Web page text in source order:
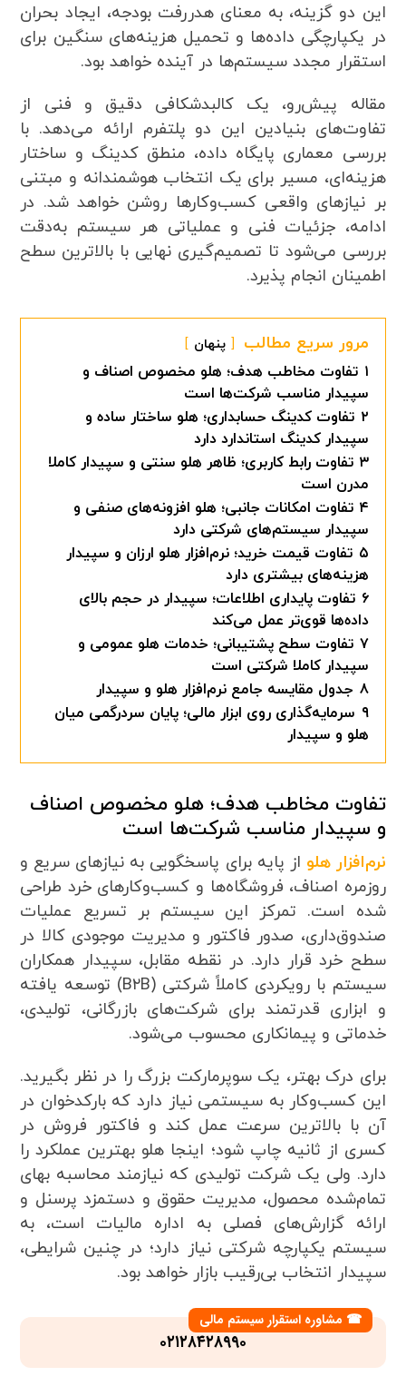
این دو گزینه، به معنای هدررفت بودجه، ایجاد بحران
در یکپارچگی داده‌ها و تحمیل هزینه‌های سنگین برای
استقرار مجدد سیستم‌ها در آینده خواهد بود.
مقاله پیش‌رو، یک کالبدشکافی دقیق و فنی از
تفاوت‌های بنیادین این دو پلتفرم ارائه می‌دهد. با
بررسی معماری پایگاه داده، منطق کدینگ و ساختار
هزینه‌ای، مسیر برای یک انتخاب هوشمندانه و مبتنی
بر نیازهای واقعی کسب‌وکارها روشن خواهد شد. در
ادامه، جزئیات فنی و عملیاتی هر سیستم به‌دقت
بررسی می‌شود تا تصمیم‌گیری نهایی با بالاترین سطح
اطمینان انجام پذیرد.
مرور سریع مطالب پنهان
۱ تفاوت مخاطب هدف؛ هلو مخصوص اصناف و
سپیدار مناسب شرکت‌ها است
۲ تفاوت کدینگ حسابداری؛ هلو ساختار ساده و
سپیدار کدینگ استاندارد دارد
۳ تفاوت رابط کاربری؛ ظاهر هلو سنتی و سپیدار کاملا
مدرن است
۴ تفاوت امکانات جانبی؛ هلو افزونه‌های صنفی و
سپیدار سیستم‌های شرکتی دارد
۵ تفاوت قیمت خرید؛ نرم‌افزار هلو ارزان و سپیدار
هزینه‌های بیشتری دارد
۶ تفاوت پایداری اطلاعات؛ سپیدار در حجم بالای
داده‌ها قوی‌تر عمل می‌کند
۷ تفاوت سطح پشتیبانی؛ خدمات هلو عمومی و
سپیدار کاملا شرکتی است
۸ جدول مقایسه جامع نرم‌افزار هلو و سپیدار
۹ سرمایه‌گذاری روی ابزار مالی؛ پایان سردرگمی میان
هلو و سپیدار
تفاوت مخاطب هدف؛ هلو مخصوص اصناف
و سپیدار مناسب شرکت‌ها است
نرم‌افزار هلو از پایه برای پاسخگویی به نیازهای سریع و
روزمره اصناف، فروشگاه‌ها و کسب‌وکارهای خرد طراحی
شده است. تمرکز این سیستم بر تسریع عملیات
صندوق‌داری، صدور فاکتور و مدیریت موجودی کالا در
سطح خرد قرار دارد. در نقطه مقابل، سپیدار همکاران
سیستم با رویکردی کاملاً شرکتی (B۲B) توسعه یافته
و ابزاری قدرتمند برای شرکت‌های بازرگانی، تولیدی،
خدماتی و پیمانکاری محسوب می‌شود.
برای درک بهتر، یک سوپرمارکت بزرگ را در نظر بگیرید.
این کسب‌وکار به سیستمی نیاز دارد که بارکدخوان در
آن با بالاترین سرعت عمل کند و فاکتور فروش در
کسری از ثانیه چاپ شود؛ اینجا هلو بهترین عملکرد را
دارد. ولی یک شرکت تولیدی که نیازمند محاسبه بهای
تمام‌شده محصول، مدیریت حقوق و دستمزد پرسنل و
ارائه گزارش‌های فصلی به اداره مالیات است، به
سیستم یکپارچه شرکتی نیاز دارد؛ در چنین شرایطی،
سپیدار انتخاب بی‌رقیب بازار خواهد بود.
☎ مشاوره استقرار سیستم مالی
۰۲۱۲۸۴۲۸۹۹۰